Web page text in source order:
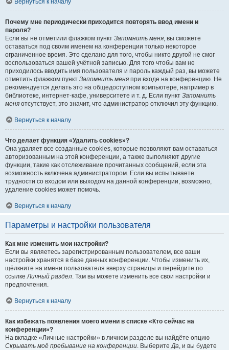
Вернуться к началу
Почему мне периодически приходится повторять ввод имени и
пароля?
Если вы не отметили флажком пункт Запомнить меня, вы сможете
оставаться под своим именем на конференции только некоторое
ограниченное время. Это сделано для того, чтобы никто другой не смог
воспользоваться вашей учётной записью. Для того чтобы вам не
приходилось вводить имя пользователя и пароль каждый раз, вы можете
отметить флажком пункт Запомнить меня при входе на конференцию. Не
рекомендуется делать это на общедоступном компьютере, например в
библиотеке, интернет-кафе, университете и т. д. Если пункт Запомнить
меня отсутствует, это значит, что администратор отключил эту функцию.
Вернуться к началу
Что делает функция «Удалить cookies»?
Она удаляет все созданные cookies, которые позволяют вам оставаться
авторизованным на этой конференции, а также выполняют другие
функции, такие как отслеживание прочитанных сообщений, если эта
возможность включена администратором. Если вы испытываете
трудности со входом или выходом на данной конференции, возможно,
удаление cookies может помочь.
Вернуться к началу
Параметры и настройки пользователя
Как мне изменить мои настройки?
Если вы являетесь зарегистрированным пользователем, все ваши
настройки хранятся в базе данных конференции. Чтобы изменить их,
щёлкните на имени пользователя вверху страницы и перейдите по
ссылкеЛичный раздел. Там вы можете изменить все свои настройки и
предпочтения.
Вернуться к началу
Как избежать появления моего имени в списке «Кто сейчас на
конференции»?
На вкладке «Личные настройки» в личном разделе вы найдёте опцию
Скрывать моё пребывание на конференции. ВыберитеДа, и вы будете